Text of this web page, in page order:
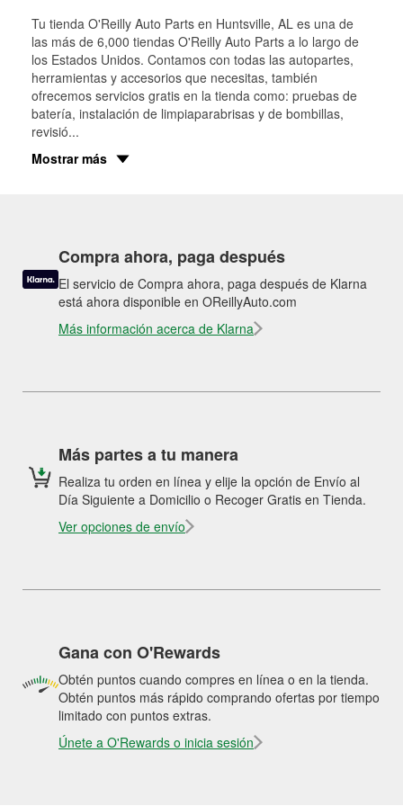
Tu tienda O'Reilly Auto Parts en Huntsville, AL es una de
las más de 6,000 tiendas O'Reilly Auto Parts a lo largo de
los Estados Unidos. Contamos con todas las autopartes,
herramientas y accesorios que necesitas, también
ofrecemos servicios gratis en la tienda como: pruebas de
batería, instalación de limpiaparabrisas y de bombillas,
revisió...
Mostrar más
Compra ahora, paga después
El servicio de Compra ahora, paga después de Klarna
está ahora disponible en OReillyAuto.com
Más información acerca de Klarna
Más partes a tu manera
Realiza tu orden en línea y elije la opción de Envío al
Día Siguiente a Domicilio o Recoger Gratis en Tienda.
Ver opciones de envío
Gana con O'Rewards
Obtén puntos cuando compres en línea o en la tienda.
Obtén puntos más rápido comprando ofertas por tiempo
limitado con puntos extras.
Únete a O'Rewards o inicia sesión